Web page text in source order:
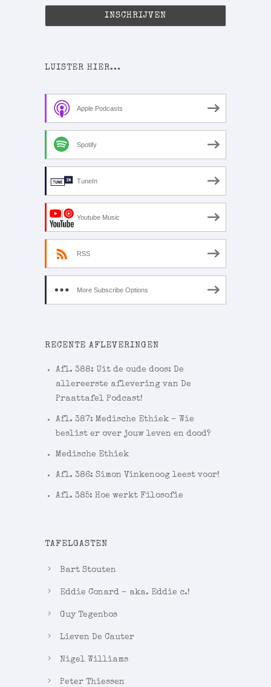
LUISTER HIER...
Apple Podcasts
Spotify
TuneIn
Youtube Music
RSS
More Subscribe Options
RECENTE AFLEVERINGEN
Afl. 388: Uit de oude doos: De
allereerste aflevering van De
Praattafel Podcast!
Afl. 387: Medische Ethiek – Wie
beslist er over jouw leven en dood?
Medische Ethiek
Afl. 386: Simon Vinkenoog leest voor!
Afl. 385: Hoe werkt Filosofie
TAFELGASTEN
Bart Stouten
Eddie Conard – aka. Eddie c.!
Guy Tegenbos
Lieven De Cauter
Nigel Williams
Peter Thiessen